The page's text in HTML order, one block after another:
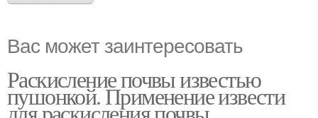
Вас может заинтересовать
Раскисление почвы известью
пушонкой. Применение извести